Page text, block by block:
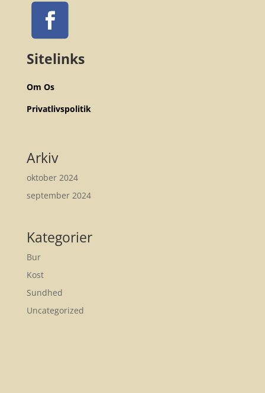
Sitelinks
Om Os
Privatlivspolitik
Arkiv
oktober 2024
september 2024
Kategorier
Bur
Kost
Sundhed
Uncategorized